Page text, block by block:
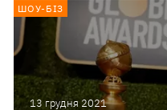
13 грудня 2021
ШОУ-БІЗ